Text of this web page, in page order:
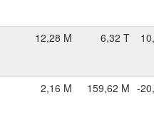
12,28 M 6,32 T
2,16 M 159,62 M -